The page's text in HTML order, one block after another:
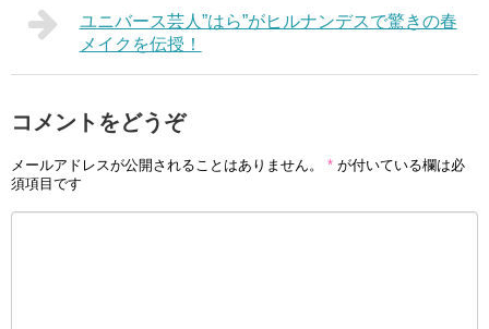
ユニバース芸人”はら”がヒルナンデスで驚きの春
メイクを伝授！
コメントをどうぞ
メールアドレスが公開されることはありません。 * が付いている欄は必
須項目です